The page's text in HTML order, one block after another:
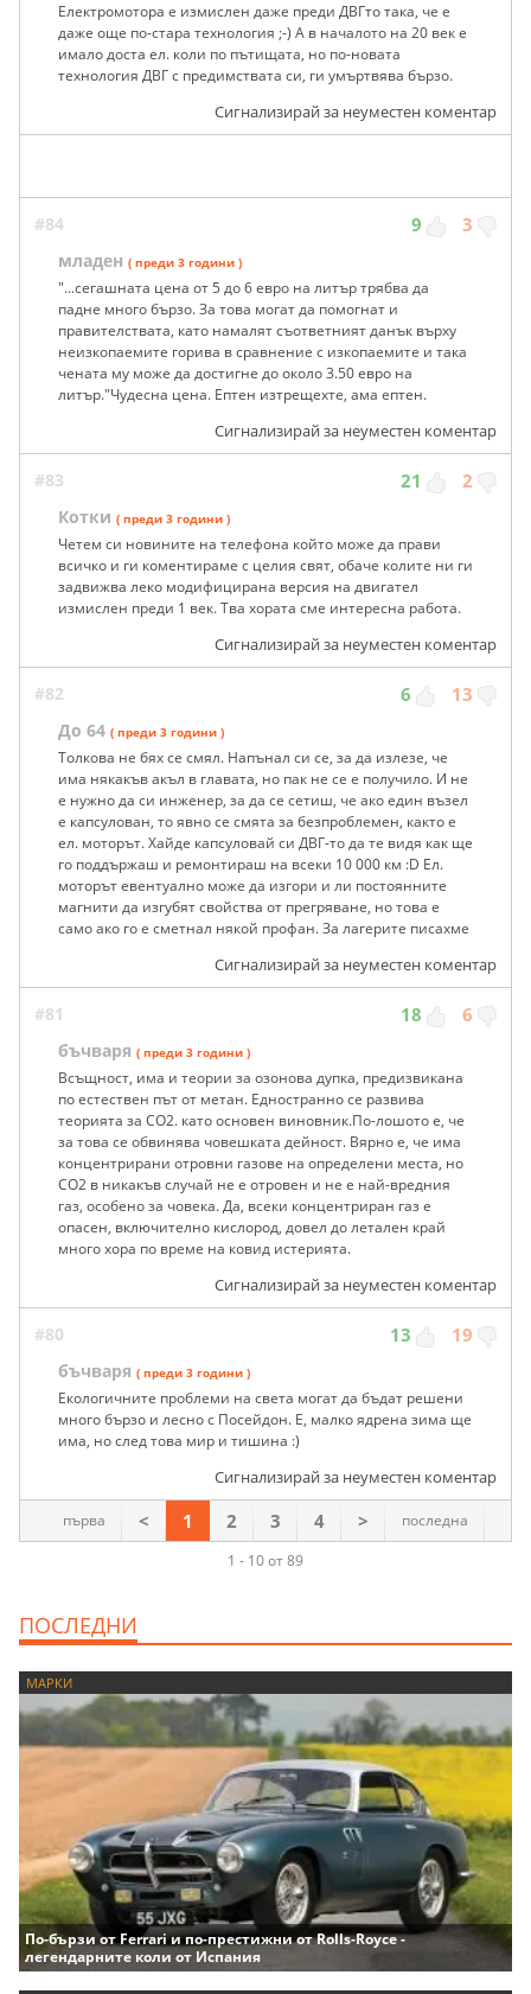
Електромотора е измислен даже преди ДВГто така, че е
даже още по-стара технология ;-) А в началото на 20 век е
имало доста ел. коли по пътищата, но по-новата
технология ДВГ с предимствата си, ги умъртвява бързо.
Сигнализирай за неуместен коментар
#84 9 3
младен ( преди 3 години )
"...сегашната цена от 5 до 6 евро на литър трябва да
падне много бързо. За това могат да помогнат и
правителствата, като намалят съответният данък върху
неизкопаемите горива в сравнение с изкопаемите и така
чената му може да достигне до около 3.50 евро на
литър."Чудесна цена. Ептен изтрещехте, ама ептен.
Сигнализирай за неуместен коментар
#83 21 2
Котки ( преди 3 години )
Четем си новините на телефона който може да прави
всичко и ги коментираме с целия свят, обаче колите ни ги
задвижва леко модифицирана версия на двигател
измислен преди 1 век. Тва хората сме интересна работа.
Сигнализирай за неуместен коментар
#82 6 13
До 64 ( преди 3 години )
Толкова не бях се смял. Напънал си се, за да излезе, че
има някакъв акъл в главата, но пак не се е получило. И не
е нужно да си инженер, за да се сетиш, че ако един възел
е капсулован, то явно се смята за безпроблемен, както е
ел. моторът. Хайде капсуловай си ДВГ-то да те видя как ще
го поддържаш и ремонтираш на всеки 10 000 км :D Ел.
моторът евентуално може да изгори и ли постоянните
магнити да изгубят свойства от прегряване, но това е
само ако го е сметнал някой профан. За лагерите писахме
Сигнализирай за неуместен коментар
#81 18 6
бъчваря ( преди 3 години )
Всъщност, има и теории за озонова дупка, предизвикана
по естествен път от метан. Едностранно се развива
теорията за СО2. като основен виновник.По-лошото е, че
за това се обвинява човешката дейност. Вярно е, че има
концентрирани отровни газове на определени места, но
СО2 в никакъв случай не е отровен и не е най-вредния
газ, особено за човека. Да, всеки концентриран газ е
опасен, включително кислород, довел до летален край
много хора по време на ковид истерията.
Сигнализирай за неуместен коментар
#80 13 19
бъчваря ( преди 3 години )
Екологичните проблеми на света могат да бъдат решени
много бързо и лесно с Посейдон. Е, малко ядрена зима ще
има, но след това мир и тишина :)
Сигнализирай за неуместен коментар
1 - 10 от 89
първа < 1 2 3 4 > последна
ПОСЛЕДНИ
МАРКИ
По-бързи от Ferrari и по-престижни от Rolls-Royce -
легендарните коли от Испания